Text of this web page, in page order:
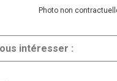
Photo non
intéresser :